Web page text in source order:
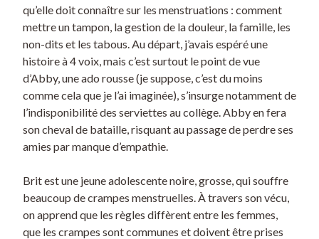
qu’elle doit connaître sur les menstruations : comment
mettre un tampon, la gestion de la douleur, la famille, les
non-dits et les tabous. Au départ, j’avais espéré une
histoire à 4 voix, mais c’est surtout le point de vue
d’Abby, une ado rousse (je suppose, c’est du moins
comme cela que je l’ai imaginée), s’insurge notamment de
l’indisponibilité des serviettes au collège. Abby en fera
son cheval de bataille, risquant au passage de perdre ses
amies par manque d’empathie.
Brit est une jeune adolescente noire, grosse, qui souffre
beaucoup de crampes menstruelles. À travers son vécu,
on apprend que les règles diffèrent entre les femmes,
que les crampes sont communes et doivent être prises